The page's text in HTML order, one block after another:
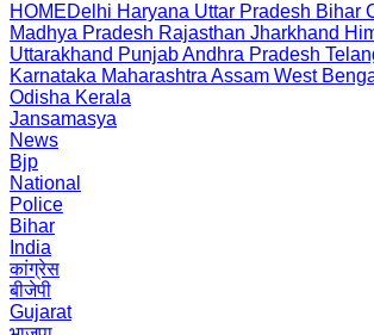
HOMEDelhi Haryana Uttar Pradesh Bihar
Madhya Pradesh Rajasthan Jharkhand
Uttarakhand PunjabAndhra Pradesh
Karnataka Maharashtra Assam West
Odisha Kerala
Jansamasya
News
Bjp
National
Police
Bihar
India
कांग्रेस
बीजेपी
Gujarat